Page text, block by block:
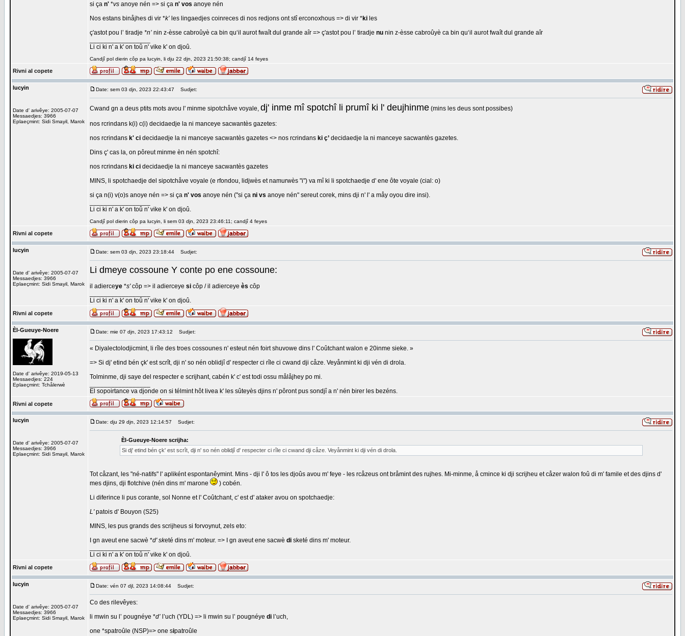
si ça n' *vs anoye nén => si ça n' vos anoye nén
Nos estans binåjhes di vir *k’ les lingaedjes coinreces di nos redjons ont stî erconoxhous => di vir *ki les
ç'astot pou l’ tiradje *n’ nin z-èsse cabroûyè ca bin qu‘il aurot fwaît dul grande aîr => ç'astot pou l’ tiradje nu nin z-èsse cabroûyè ca bin qu‘il aurot fwaît dul grande aîr
Li ci ki n' a k' on toû n' vike k' on djoû.
Candjî pol dierin côp pa lucyin, li dju 22 djn, 2023 21:50:38; candjî 14 feyes
Rivni al copete
lucyin
Date d' arivêye: 2005-07-07
Messaedjes: 3966
Eplaeçmint: Sidi Smayil, Marok
Date: sem 03 djn, 2023 22:43:47 Sudjet:
Cwand gn a deus ptits mots avou l' minme sipotchåve voyale, dj' inme mî spotchî li prumî ki l' deujhinme (mins les deus sont possibes)
nos rcrindans k(i) c(i) decidaedje la ni manceye sacwantès gazetes:
nos rcrindans k' ci decidaedje la ni manceye sacwantès gazetes <> nos rcrindans ki ç’ decidaedje la ni manceye sacwantès gazetes.
Dins ç' cas la, on pôreut minme èn nén spotchî:
nos rcrindans ki ci decidaedje la ni manceye sacwantès gazetes
MINS, li spotchaedje del sipotchåve voyale (e rfondou, lidjwès et namurwès "i") va mî ki li spotchaedje d' ene ôte voyale (cial: o)
si ça n(i) v(o)s anoye nén => si ça n' vos anoye nén ("si ça ni vs anoye nén" sereut corek, mins dji n' l' a måy oyou dire insi).
Li ci ki n' a k' on toû n' vike k' on djoû.
Candjî pol dierin côp pa lucyin, li sem 03 djn, 2023 23:46:11; candjî 4 feyes
Rivni al copete
lucyin
Date d' arivêye: 2005-07-07
Messaedjes: 3966
Eplaeçmint: Sidi Smayil, Marok
Date: sem 03 djn, 2023 23:18:44 Sudjet:
Li dmeye cossoune Y conte po ene cossoune:
il adierceye *s'côp => il adierceye si côp / il adierceye ès côp
Li ci ki n' a k' on toû n' vike k' on djoû.
Rivni al copete
Èl-Gueuye-Noere
Date d' arivêye: 2019-05-13
Messaedjes: 224
Eplaeçmint: Tchålerwè
Date: mie 07 djn, 2023 17:43:12 Sudjet:
« Diyalectolodjicmint, li rîle des troes cossounes n' esteut nén foirt shuvowe dins l' Coûtchant walon e 20inme sieke. »
=> Si dj' etind bén çk' est scrît, dji n' so nén oblidjî d' respecter ci rîle ci cwand dji cåze. Veyånmint ki dji vén di drola.
Tolminme, dji saye del respecter e scrijhant, cabén k' c' est todi ossu målåjhey po mi.
El sopoirtance va djonde on si télmint hôt livea k' les sûteyès djins n' pôront pus sondjî a n' nén birer les bezéns.
Rivni al copete
lucyin
Date d' arivêye: 2005-07-07
Messaedjes: 3966
Eplaeçmint: Sidi Smayil, Marok
Date: dju 29 djn, 2023 12:14:57 Sudjet:
Èl-Gueuye-Noere scrijha:
Si dj' etind bén çk' est scrît, dji n' so nén oblidjî d' respecter ci rîle ci cwand dji cåze. Veyånmint ki dji vén di drola.
Tot cåzant, les "né-natifs" l' apliként espontanêymint. Mins - dji l' ô tos les djoûs avou m' feye - les rcåzeus ont bråmint des rujhes. Mi-minme, å cmince ki dji scrijheu et cåzer walon foû di m' famile et des djins d'
mes djins, dji flotchive (nén dins m' marone
) cobén.
Li diferince li pus corante, sol Nonne et l' Coûtchant, c' est d' ataker avou on spotchaedje:
L'patois d' Bouyon (S25)
MINS, les pus grands des scrijheus si forvoynut, zels eto:
I gn aveut ene sacwè *d' sketé dins m' moteur. => I gn aveut ene sacwè di sketé dins m' moteur.
Li ci ki n' a k' on toû n' vike k' on djoû.
Rivni al copete
lucyin
Date d' arivêye: 2005-07-07
Messaedjes: 3966
Eplaeçmint: Sidi Smayil, Marok
Date: vén 07 djl, 2023 14:08:44 Sudjet:
Co des rilevêyes:
li mwin su l’ pougnéye *d’ l’uch (YDL) => li mwin su l’ pougnéye di l’uch,
one *spatroûle (NSP)=> one sipatroûle